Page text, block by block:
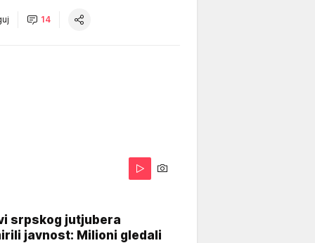
14
srpskog jutjubera
javnost: Milioni gledali